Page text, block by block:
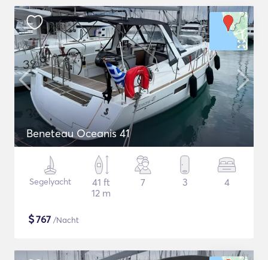
Beneteau Oceanis 41
Segelyacht
41 ft
12 m
7 3 4
$767 /Nacht